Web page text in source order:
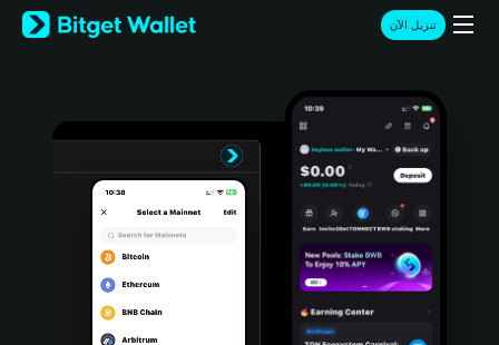
English
日本語
Türkçe
Português (Portugal)
Bahasa Indonesia
تنزيل الآن